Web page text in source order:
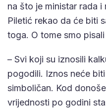
na što je ministar rada
Piletić rekao da će biti
toga. O tome smo pisali
– Svi koji su iznosili
pogodili. Iznos neće
simboličan. Kod
vrijednosti po godini